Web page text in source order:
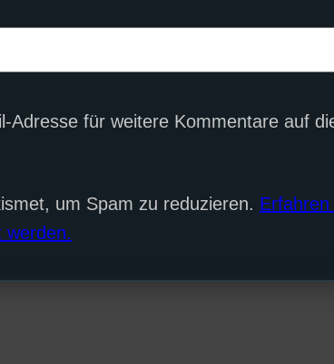
Adresse für weitere Kommentare auf
um Spam zu reduzieren.
werden.